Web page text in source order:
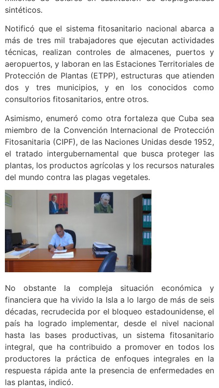
sintéticos.
Notificó que el sistema fitosanitario nacional abarca a
más de tres mil trabajadores que ejecutan actividades
técnicas, realizan controles de almacenes, puertos y
aeropuertos, y laboran en las Estaciones Territoriales de
Protección de Plantas (ETPP), estructuras que atienden
dos y tres municipios, y en los conocidos como
consultorios fitosanitarios, entre otros.
Asimismo, enumeró como otra fortaleza que Cuba sea
miembro de la Convención Internacional de Protección
Fitosanitaria (CIPF), de las Naciones Unidas desde 1952,
el tratado intergubernamental que busca proteger las
plantas, los productos agrícolas y los recursos naturales
del mundo contra las plagas vegetales.
No obstante la compleja situación económica y
financiera que ha vivido la Isla a lo largo de más de seis
décadas, recrudecida por el bloqueo estadounidense, el
país ha logrado implementar, desde el nivel nacional
hasta las bases productivas, un sistema fitosanitario
integral, que ha contribuido a promover en todos los
productores la práctica de enfoques integrales en la
respuesta rápida ante la presencia de enfermedades en
las plantas, indicó.